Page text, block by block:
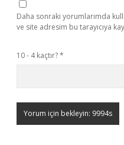
Daha sonraki yorumlarımda
ve site adresim bu tarayıcıya
10 - 4 kaçtır?*